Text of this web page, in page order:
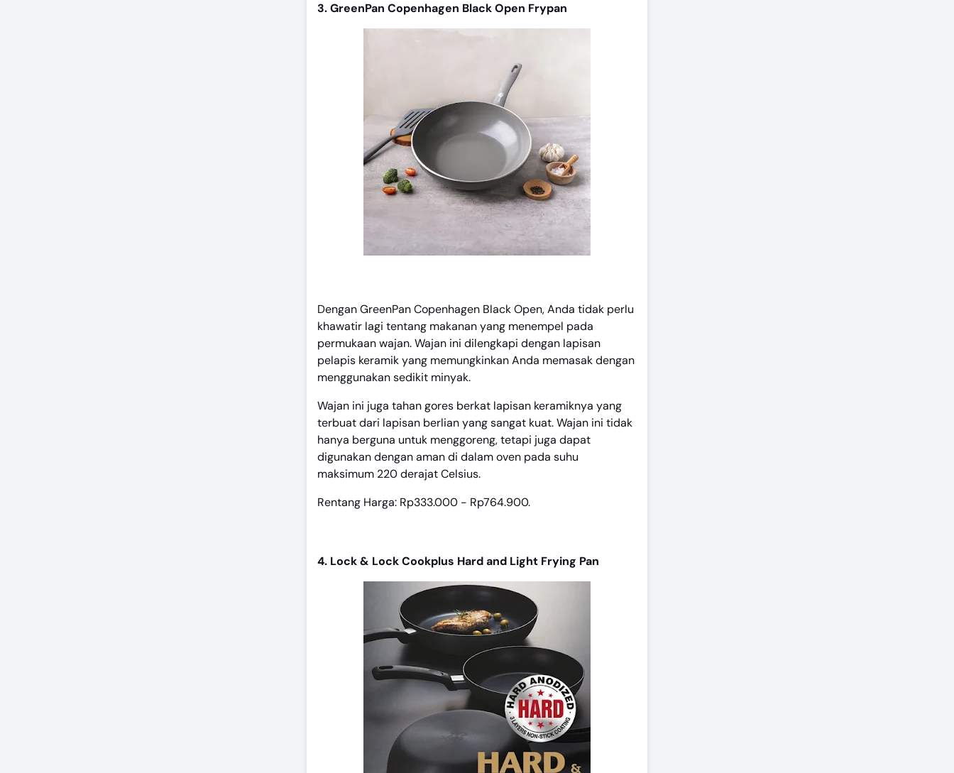
3. GreenPan Copenhagen Black Open Frypan
Dengan GreenPan Copenhagen Black Open, Anda tidak perlu
khawatir lagi tentang makanan yang menempel pada
permukaan wajan. Wajan ini dilengkapi dengan lapisan
pelapis keramik yang memungkinkan Anda memasak dengan
menggunakan sedikit minyak.
Wajan ini juga tahan gores berkat lapisan keramiknya yang
terbuat dari lapisan berlian yang sangat kuat. Wajan ini tidak
hanya berguna untuk menggoreng, tetapi juga dapat
digunakan dengan aman di dalam oven pada suhu
maksimum 220 derajat Celsius.
Rentang Harga: Rp333.000 - Rp764.900.
4. Lock & Lock Cookplus Hard and Light Frying Pan